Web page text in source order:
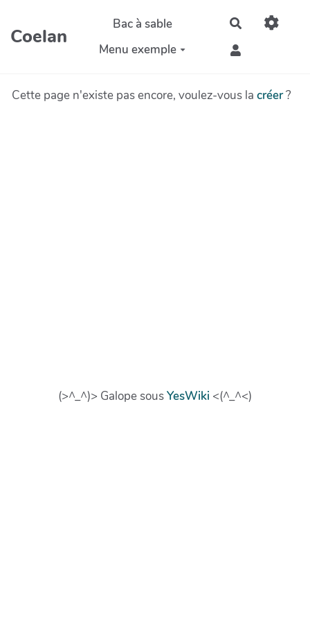
Aller au contenu principal
Coelan
Bac à sable
Menu exemple
Rechercher
Cette page n'existe pas encore, voulez-vous la créer?
(>^_^)> Galope sousYesWiki <(^_^<)